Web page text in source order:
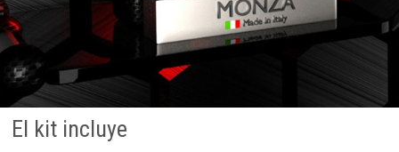
El kit incluye